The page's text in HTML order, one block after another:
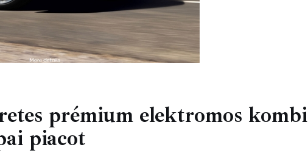
prémium elektromos kombi
piacot